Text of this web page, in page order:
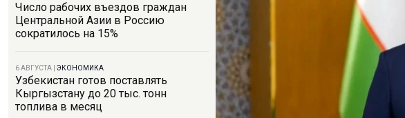
Число рабочих въездов граждан
Центральной Азии в Россию
сократилось на 15%
6 АВГУСТА ЭКОНОМИКА
Узбекистан готов поставлять
Кыргызстану до 20 тыс. тонн
топлива в месяц